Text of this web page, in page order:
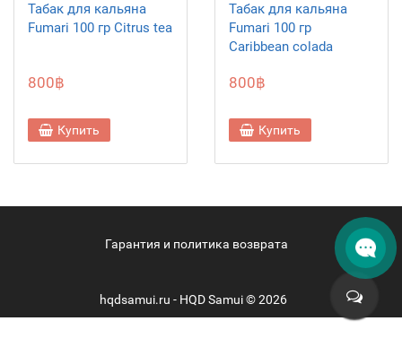
Табак для кальяна
Fumari 100 гр Citrus tea
800฿
Купить
Табак для кальяна
Fumari 100 гр
Caribbean colada
800฿
Купить
Гарантия и политика возврата
hqdsamui.ru - HQD Samui © 2026